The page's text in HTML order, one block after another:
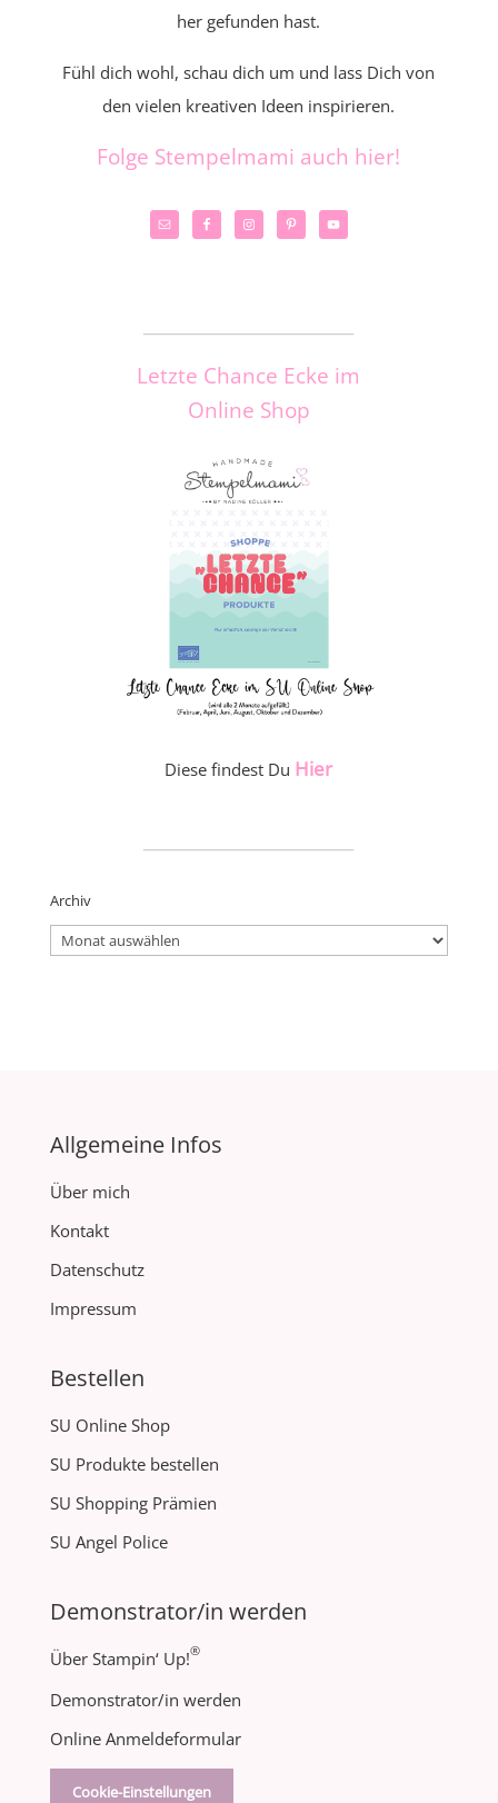
her gefunden hast.
Fühl dich wohl, schau dich um und lass Dich von
den vielen kreativen Ideen inspirieren.
Folge Stempelmami auch hier!
Letzte Chance Ecke im
Online Shop
Diese findest Du Hier
Archiv
Archiv
Allgemeine Infos
Über mich
Kontakt
Datenschutz
Impressum
Bestellen
SU Online Shop
SU Produkte bestellen
SU Shopping Prämien
SU Angel Police
Demonstrator/in werden
Über Stampin‘ Up!®
Demonstrator/in werden
Online Anmeldeformular
Cookie-Einstellungen